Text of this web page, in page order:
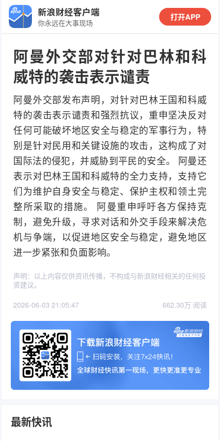
新浪财经客户端
你永远在大事现场
打开APP
阿曼外交部对针对巴林和科
威特的袭击表示谴责
阿曼外交部发布声明，对针对巴林王国和科威
特的袭击表示谴责和强烈抗议，重申坚决反对
任何可能破坏地区安全与稳定的军事行为，特
别是针对民用和关键设施的攻击，这构成了对
国际法的侵犯，并威胁到平民的安全。 阿曼还
表示对巴林王国和科威特的全力支持，支持它
们为维护自身安全与稳定、保护主权和领土完
整所采取的措施。 阿曼重申呼吁各方保持克
制，避免升级，寻求对话和外交手段来解决危
机与争端，以促进地区安全与稳定，避免地区
进一步紧张和负面影响。
声明：以上内容仅供资讯传播，不构成与新浪财经相关的任何投
资建议。
2026-06-03 21:05:47 662.30万 阅读
最新快讯